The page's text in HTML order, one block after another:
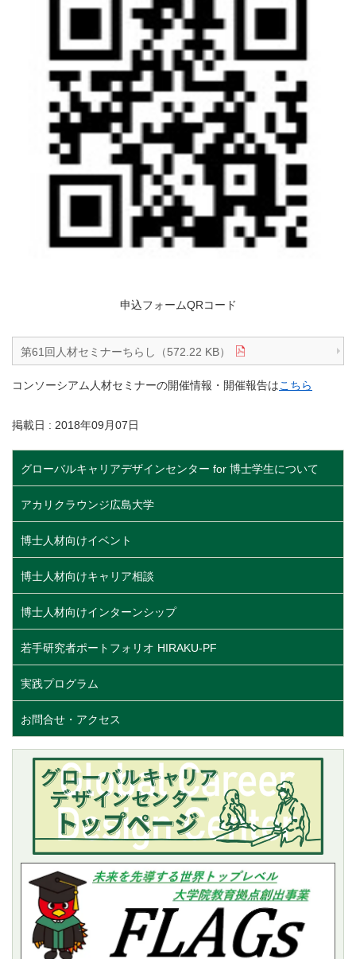
申込フォームQRコード
第61回人材セミナーちらし（572.22 KB）
コンソーシアム人材セミナーの開催情報・開催報告はこちら
掲載日 : 2018年09月07日
グローバルキャリアデザインセンター for 博士学生について
アカリクラウンジ広島大学
博士人材向けイベント
博士人材向けキャリア相談
博士人材向けインターンシップ
若手研究者ポートフォリオ HIRAKU-PF
実践プログラム
お問合せ・アクセス